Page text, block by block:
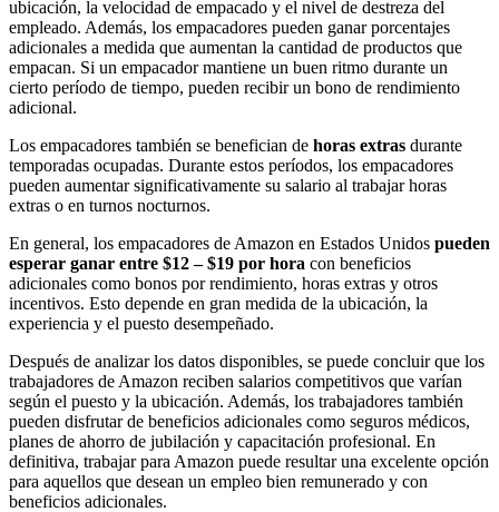
ubicación, la velocidad de empacado y el nivel de destreza del
empleado. Además, los empacadores pueden ganar porcentajes
adicionales a medida que aumentan la cantidad de productos que
empacan. Si un empacador mantiene un buen ritmo durante un
cierto período de tiempo, pueden recibir un bono de rendimiento
adicional.
Los empacadores también se benefician de horas extras durante
temporadas ocupadas. Durante estos períodos, los empacadores
pueden aumentar significativamente su salario al trabajar horas
extras o en turnos nocturnos.
En general, los empacadores de Amazon en Estados Unidos pueden
esperar ganar entre $12 – $19 por hora con beneficios
adicionales como bonos por rendimiento, horas extras y otros
incentivos. Esto depende en gran medida de la ubicación, la
experiencia y el puesto desempeñado.
Después de analizar los datos disponibles, se puede concluir que los
trabajadores de Amazon reciben salarios competitivos que varían
según el puesto y la ubicación. Además, los trabajadores también
pueden disfrutar de beneficios adicionales como seguros médicos,
planes de ahorro de jubilación y capacitación profesional. En
definitiva, trabajar para Amazon puede resultar una excelente opción
para aquellos que desean un empleo bien remunerado y con
beneficios adicionales.